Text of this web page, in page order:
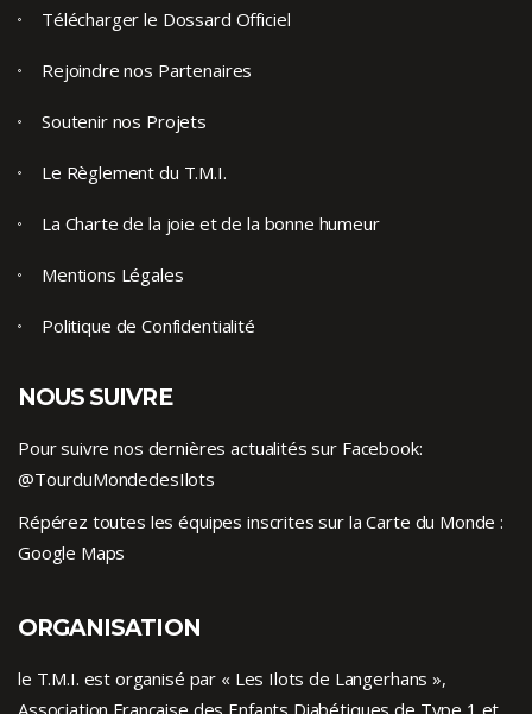
Télécharger le Dossard Officiel
Rejoindre nos Partenaires
Soutenir nos Projets
Le Règlement du T.M.I.
La Charte de la joie et de la bonne humeur
Mentions Légales
Politique de Confidentialité
NOUS SUIVRE
Pour suivre nos dernières actualités sur Facebook:
@TourduMondedesIlots
Répérez toutes les équipes inscrites sur la Carte du Monde :
Google Maps
ORGANISATION
le T.M.I. est organisé par « Les Ilots de Langerhans »,
Association Française des Enfants Diabétiques de Type 1 et